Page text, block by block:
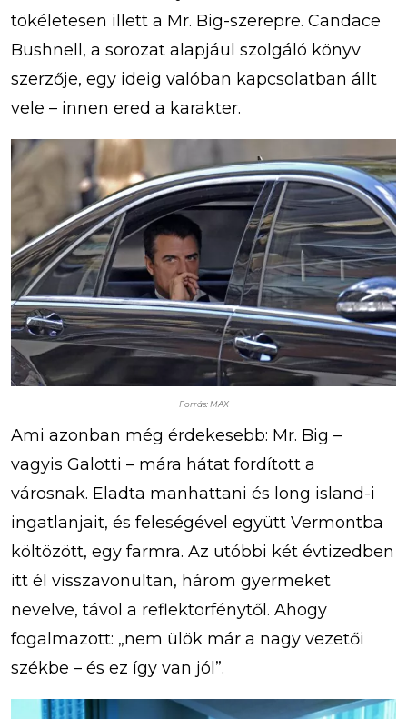
tökéletesen illett a Mr. Big-szerepre. Candace
Bushnell, a sorozat alapjául szolgáló könyv
szerzője, egy ideig valóban kapcsolatban állt
vele – innen ered a karakter.
Forrás: MAX
Ami azonban még érdekesebb: Mr. Big –
vagyis Galotti – mára hátat fordított a
városnak. Eladta manhattani és long island-i
ingatlanjait, és feleségével együtt Vermontba
költözött, egy farmra. Az utóbbi két évtizedben
itt él visszavonultan, három gyermeket
nevelve, távol a reflektorfénytől. Ahogy
fogalmazott: „nem ülök már a nagy vezetői
székbe – és ez így van jól”.